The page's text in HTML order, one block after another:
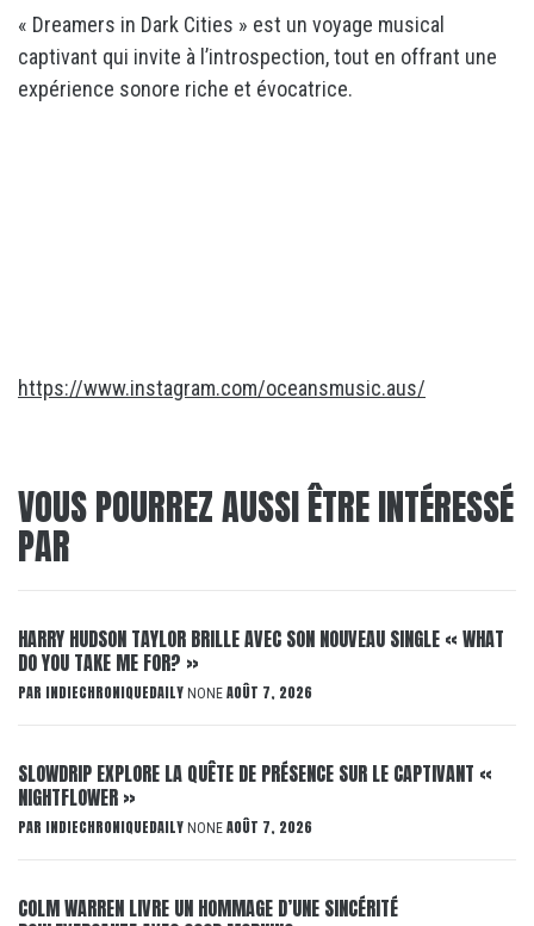
« Dreamers in Dark Cities » est un voyage musical
captivant qui invite à l’introspection, tout en offrant une
expérience sonore riche et évocatrice.
https://www.instagram.com/oceansmusic.aus/
VOUS POURREZ AUSSI ÊTRE INTÉRESSÉ
PAR
HARRY HUDSON TAYLOR BRILLE AVEC SON NOUVEAU SINGLE « WHAT
DO YOU TAKE ME FOR? »
PAR INDIECHRONIQUEDAILY NONE AOÛT 7, 2026
SLOWDRIP EXPLORE LA QUÊTE DE PRÉSENCE SUR LE CAPTIVANT «
NIGHTFLOWER »
PAR INDIECHRONIQUEDAILY NONE AOÛT 7, 2026
COLM WARREN LIVRE UN HOMMAGE D’UNE SINCÉRITÉ